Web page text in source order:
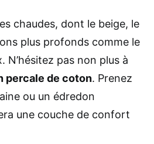
chaudes, dont le beige, le
plus profonds comme le
N’hésitez pas non plus à
percale de coton. Prenez
ou un édredon
une couche de confort